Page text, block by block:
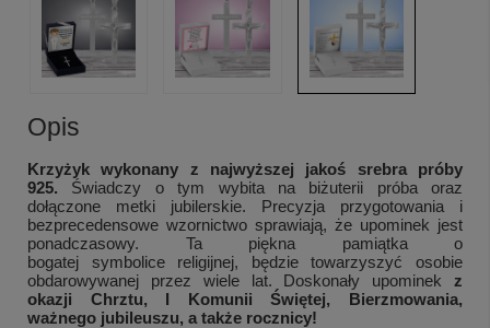
Opis
Krzyżyk wykonany z najwyższej jakoś srebra próby
925.
Świadczy o tym wybita na biżuterii próba oraz
dołączone metki jubilerskie. Precyzja przygotowania i
bezprecedensowe wzornictwo sprawiają, że upominek jest
ponadczasowy. Ta piękna pamiątka o
bogatej symbolice religijnej, będzie towarzyszyć osobie
obdarowywanej przez wiele lat. Doskonały upominek
z
okazji Chrztu, I Komunii Świętej, Bierzmowania,
ważnego jubileuszu, a także rocznicy!